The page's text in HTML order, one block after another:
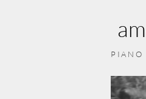
PIANO